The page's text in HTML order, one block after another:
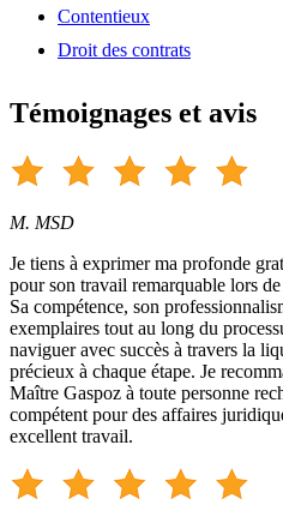
Contentieux
Droit des contrats
Témoignages et avis
M. MSD
Je tiens à exprimer ma profonde
pour son travail remarquable lors
Sa compétence, son
exemplaires tout au long du
naviguer avec succès à travers la
précieux à chaque étape. Je
Maître Gaspoz à toute personne
compétent pour des affaires
excellent travail.